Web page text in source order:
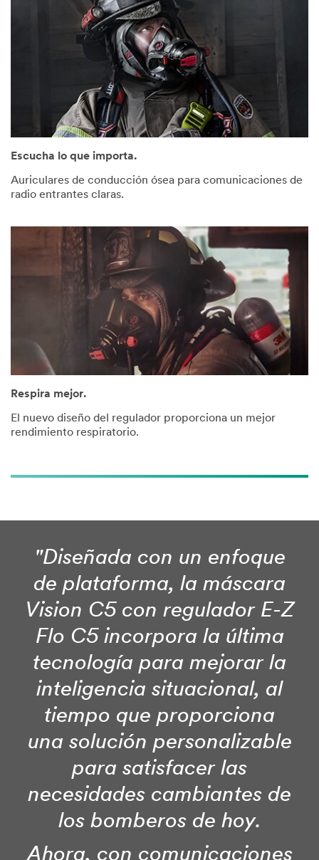
Escucha lo que importa.
Auriculares de conducción ósea para comunicaciones de
radio entrantes claras.
Respira mejor.
El nuevo diseño del regulador proporciona un mejor
rendimiento respiratorio.
"Diseñada con un enfoque
de plataforma, la máscara
Vision C5 con regulador E-Z
Flo C5 incorpora la última
tecnología para mejorar la
inteligencia situacional, al
tiempo que proporciona
una solución personalizable
para satisfacer las
necesidades cambiantes de
los bomberos de hoy.
Ahora, con comunicaciones